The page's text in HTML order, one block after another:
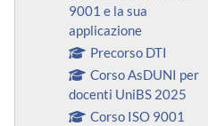
9001 e la sua
applicazione
Precorso DTI
Corso AsDUNI per
docenti UniBS 2025
Corso ISO 9001